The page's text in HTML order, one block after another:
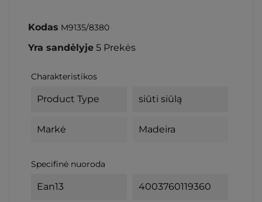
Kodas M9135/8380
Yra sandėlyje 5 Prekės
Charakteristikos
Product Type siūti siūlą
Markė Madeira
Specifinė nuoroda
Ean13 4003760119360